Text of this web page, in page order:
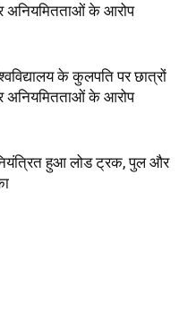
अनियमितताओं के आरोप
के कुलपति पर छात्रों
अनियमितताओं के आरोप
हुआ लोड ट्रक, पुल और